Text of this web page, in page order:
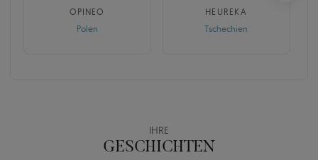
OPINEO
Polen
HEUREKA
Tschechien
IHRE
GESCHICHTEN